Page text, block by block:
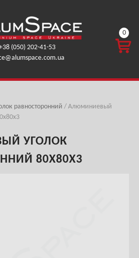
(050) 202-41-53
КОРЗ
ГРН.
0
равносторонний / Алюминиевый
УГОЛОК
80Х80Х3